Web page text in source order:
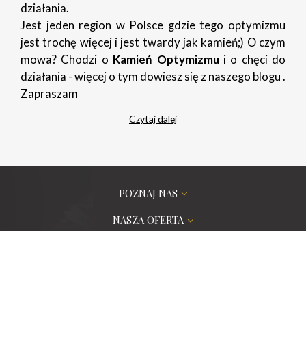
działania.
Jest jeden region w Polsce gdzie tego optymizmu
jest trochę więcej i jest twardy jak kamień;) O czym
mowa? Chodzi o Kamień Optymizmui o chęci do
działania - więcej o tym dowiesz się z naszego blogu .
Zapraszam
Czytaj dalej
POZNAJ NAS
NASZA OFERTA